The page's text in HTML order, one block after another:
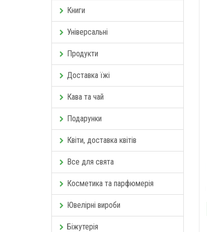
Книги
Універсальні
Продукти
Доставка їжі
Кава та чай
Подарунки
Квіти, доставка квітів
Все для свята
Косметика та парфюмерія
Ювелірні вироби
Біжутерія